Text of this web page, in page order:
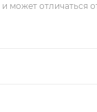
может отличаться